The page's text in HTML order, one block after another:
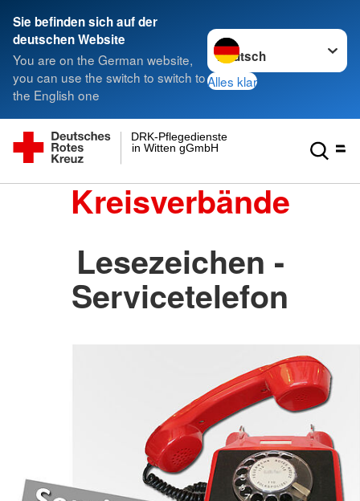
Sie befinden sich auf der
deutschen Website
You are on the German website,
you can use the switch to switch to
the English one
Sprache wechseln zu
Alles klar
in Witten gGmbH
DRK-Pflegedienste
Kreisverbände
Lesezeichen -
Servicetelefon